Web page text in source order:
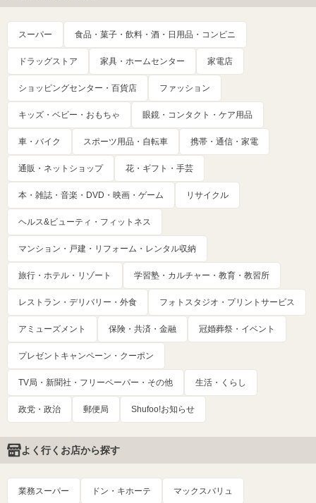
スーパー 食品・菓子・飲料・酒・日用品・コンビニ
ドラッグストア 家具・ホームセンター 家電店
ショッピングセンター・百貨店 ファッション
キッズ・ベビー・おもちゃ 眼鏡・コンタクト・ケア用品
車・バイク スポーツ用品・自転車 携帯・通信・家電
通販・ネットショップ 花・ギフト・手芸
本・雑誌・音楽・DVD・映画・ゲーム リサイクル
ヘルス&ビューティ・フィットネス
マンション・戸建・リフォーム・レンタル収納
旅行・ホテル・リゾート 学習塾・カルチャー・教育・教習所
レストラン・デリバリー・外食 フォトスタジオ・プリントサービス
アミューズメント 保険・共済・金融 冠婚葬祭・イベント
プレゼントキャンペーン・クーポン
TV局・新聞社・フリーペーパー・その他 生活・くらし
政党・政治 郵便局 Shufoo!お知らせ
よく行くお店から探す
業務スーパー ドン・キホーテ マックスバリュ